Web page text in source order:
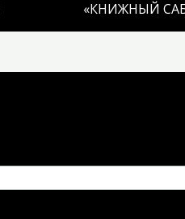
«КНИЖНЫЙ